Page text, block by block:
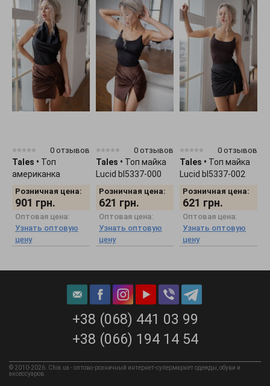
0 отзывов
Tales • Топ
американка
Розничная цена:
901 грн.
Оптовая цена:
Узнать оптовую
цену
0 отзывов
Tales • Топ майка
Lucid bl5337-000
Розничная цена:
621 грн.
Оптовая цена:
Узнать оптовую
цену
0 отзывов
Tales • Топ майка
Lucid bl5337-002
Розничная цена:
621 грн.
Оптовая цена:
Узнать оптовую
цену
+38 (068) 441 03 99
+38 (066) 194 14 54
© 2010-2026. Chia.ua - оптово-розничный интернет-супермаркет одежды, обуви и
аксессуаров